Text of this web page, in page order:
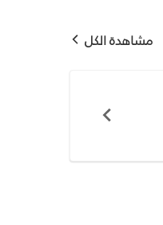
مشاهدة الكل